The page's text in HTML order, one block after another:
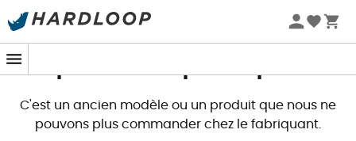
Promos d'été 🔥 -5 % EXTRA dès 2 produits* code Summer5
C'est un ancien modèle ou un produit que nous ne
pouvons plus commander chez le fabriquant.